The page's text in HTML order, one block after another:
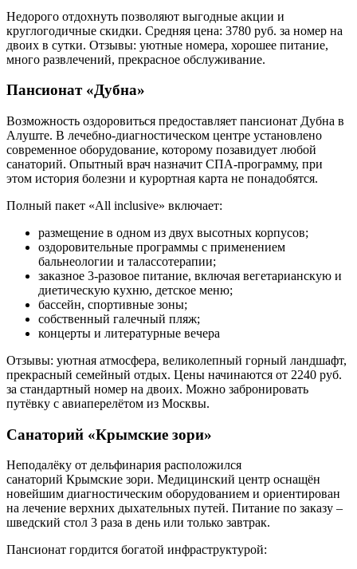
Недорого отдохнуть позволяют выгодные акции и
круглогодичные скидки. Средняя цена: 3780 руб. за номер на
двоих в сутки. Отзывы: уютные номера, хорошее питание,
много развлечений, прекрасное обслуживание.
Пансионат «Дубна»
Возможность оздоровиться предоставляет пансионат Дубна в
Алуште. В лечебно-диагностическом центре установлено
современное оборудование, которому позавидует любой
санаторий. Опытный врач назначит СПА-программу, при
этом история болезни и курортная карта не понадобятся.
Полный пакет «All inclusive» включает:
размещение в одном из двух высотных корпусов;
оздоровительные программы с применением
бальнеологии и талассотерапии;
заказное 3-разовое питание, включая вегетарианскую и
диетическую кухню, детское меню;
бассейн, спортивные зоны;
собственный галечный пляж;
концерты и литературные вечера
Отзывы: уютная атмосфера, великолепный горный ландшафт,
прекрасный семейный отдых. Цены начинаются от 2240 руб.
за стандартный номер на двоих. Можно забронировать
путёвку с авиаперелётом из Москвы.
Санаторий «Крымские зори»
Неподалёку от дельфинария расположился
санаторий Крымские зори. Медицинский центр оснащён
новейшим диагностическим оборудованием и ориентирован
на лечение верхних дыхательных путей. Питание по заказу –
шведский стол 3 раза в день или только завтрак.
Пансионат гордится богатой инфраструктурой: